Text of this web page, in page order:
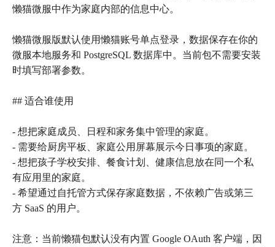
懒猫微服中作为家庭内部的信息中心。
懒猫微服版默认使用懒猫账号单点登录，数据保存在你的
微服本地服务和 PostgreSQL 数据库中。当前包不需要安装
时填写部署参数。
## 适合谁使用
- 想把家庭成员、日程和家务集中管理的家庭。
- 需要给厨房平板、家庭公用屏幕展示今日事项的家庭。
- 想把孩子学校安排、餐食计划、健康信息放在同一个私
有应用里的家庭。
- 希望通过自托管方式保存家庭数据，不依赖广告或第三
方 SaaS 的用户。
注意：当前懒猫包默认没有内置 Google OAuth 客户端，因